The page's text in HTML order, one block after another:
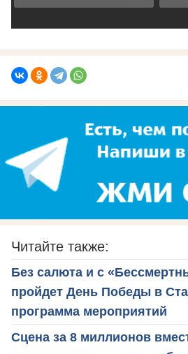
Читайте также:
Без салюта и с
пройдет День Победы в
программа мероприятий
Сцена за 8 миллионов